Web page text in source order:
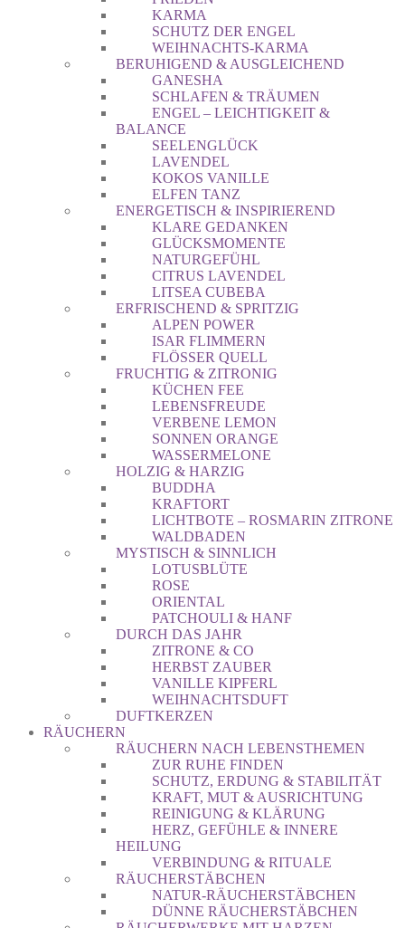
KARMA
SCHUTZ DER ENGEL
WEIHNACHTS-KARMA
BERUHIGEND & AUSGLEICHEND
GANESHA
SCHLAFEN & TRÄUMEN
ENGEL – LEICHTIGKEIT &
BALANCE
SEELENGLÜCK
LAVENDEL
KOKOS VANILLE
ELFEN TANZ
ENERGETISCH & INSPIRIEREND
KLARE GEDANKEN
GLÜCKSMOMENTE
NATURGEFÜHL
CITRUS LAVENDEL
LITSEA CUBEBA
ERFRISCHEND & SPRITZIG
ALPEN POWER
ISAR FLIMMERN
FLÖSSER QUELL
FRUCHTIG & ZITRONIG
KÜCHEN FEE
LEBENSFREUDE
VERBENE LEMON
SONNEN ORANGE
WASSERMELONE
HOLZIG & HARZIG
BUDDHA
KRAFTORT
LICHTBOTE – ROSMARIN ZITRONE
WALDBADEN
MYSTISCH & SINNLICH
LOTUSBLÜTE
ROSE
ORIENTAL
PATCHOULI & HANF
DURCH DAS JAHR
ZITRONE & CO
HERBST ZAUBER
VANILLE KIPFERL
WEIHNACHTSDUFT
DUFTKERZEN
RÄUCHERN
RÄUCHERN NACH LEBENSTHEMEN
ZUR RUHE FINDEN
SCHUTZ, ERDUNG & STABILITÄT
KRAFT, MUT & AUSRICHTUNG
REINIGUNG & KLÄRUNG
HERZ, GEFÜHLE & INNERE
HEILUNG
VERBINDUNG & RITUALE
RÄUCHERSTÄBCHEN
NATUR-RÄUCHERSTÄBCHEN
DÜNNE RÄUCHERSTÄBCHEN